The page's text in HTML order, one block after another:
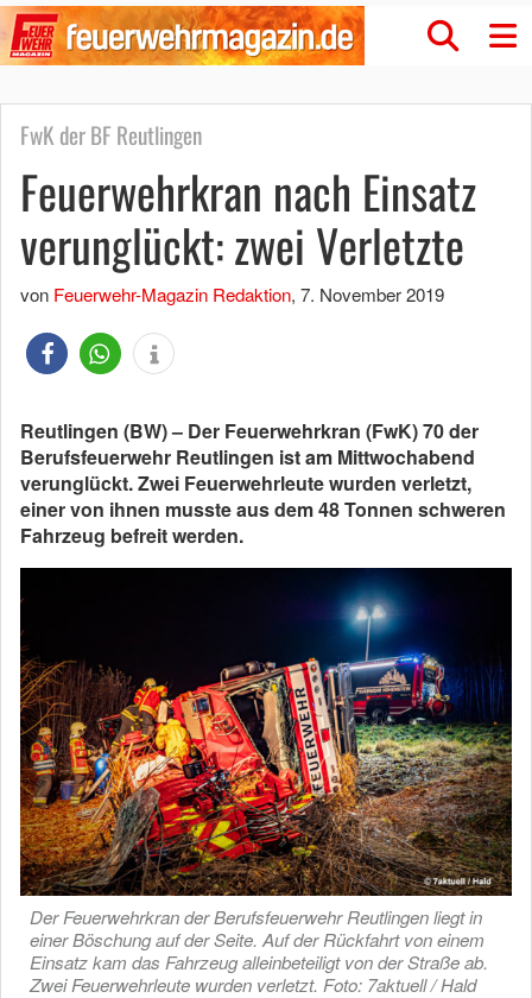
FwK der BF Reutlingen
Feuerwehrkran nach Einsatz
verunglückt: zwei Verletzte
von Feuerwehr-Magazin Redaktion, 7. November 2019
Reutlingen (BW) – Der Feuerwehrkran (FwK) 70 der
Berufsfeuerwehr Reutlingen ist am Mittwochabend
verunglückt. Zwei Feuerwehrleute wurden verletzt,
einer von ihnen musste aus dem 48 Tonnen schweren
Fahrzeug befreit werden.
Der Feuerwehrkran der Berufsfeuerwehr Reutlingen liegt in
einer Böschung auf der Seite. Auf der Rückfahrt von einem
Einsatz kam das Fahrzeug alleinbeteiligt von der Straße ab.
Zwei Feuerwehrleute wurden verletzt. Foto: 7aktuell / Hald